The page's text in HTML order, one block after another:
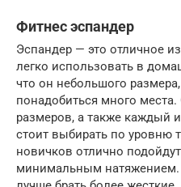
Фитнес эспандер
Эспандер — это отличное
легко использовать в
что он небольшого
понадобиться много
размеров, а также каждый
стоит выбирать по уровню
новичков отлично
минимальным